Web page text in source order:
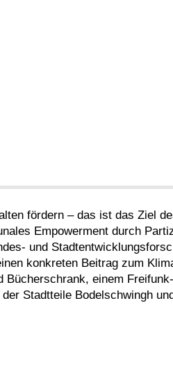
fördern – das ist das Ziel
Empowerment durch
und
konkreten Beitrag zum
einem
Stadtteile Bodelschwingh